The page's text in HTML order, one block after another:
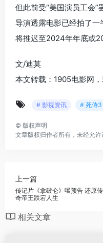
但此前受“美国演员工会
导演透露电影已经拍了
将推迟至2024年年底或
文/迪莫
本文转载：1905电影网
# 影视资讯 # 死侍3
© 版权声明
文章版权归作者所有，未经允许
上一篇
传记片《拿破仑》曝预告 还原传
奇帝王跌宕人生
相关文章